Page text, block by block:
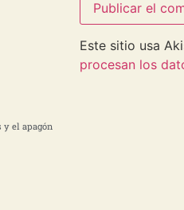
Este sitio usa
procesan los
y el apagón